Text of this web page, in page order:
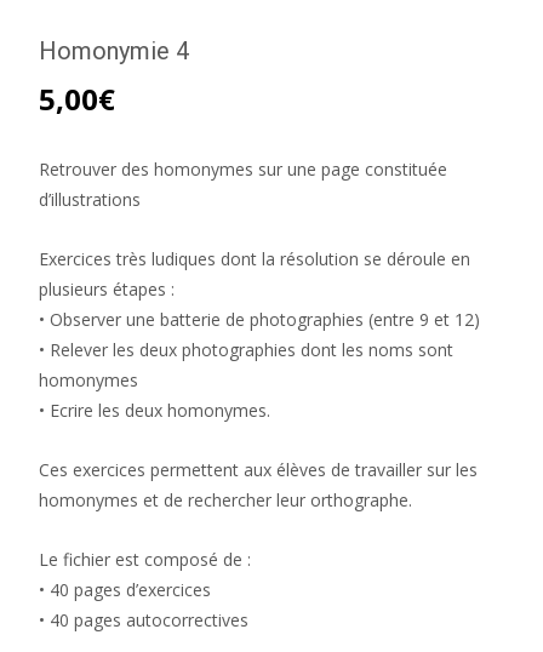
Homonymie 4
5,00€
Retrouver des homonymes sur une page constituée
d’illustrations
Exercices très ludiques dont la résolution se déroule en
plusieurs étapes :
• Observer une batterie de photographies (entre 9 et 12)
• Relever les deux photographies dont les noms sont
homonymes
• Ecrire les deux homonymes.
Ces exercices permettent aux élèves de travailler sur les
homonymes et de rechercher leur orthographe.
Le fichier est composé de :
• 40 pages d’exercices
• 40 pages autocorrectives